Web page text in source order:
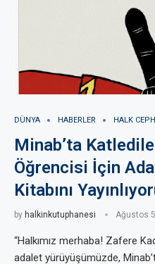
DÜNYA HABERLER HALK
Minab’ta
Öğrencisi İçin
Kitabını
by halkinkutuphanesi Ağustos
“Halkımız merhaba! Zafere
adalet yürüyüşümüzde,